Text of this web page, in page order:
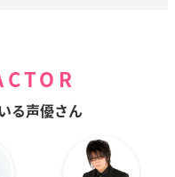
る声優さん